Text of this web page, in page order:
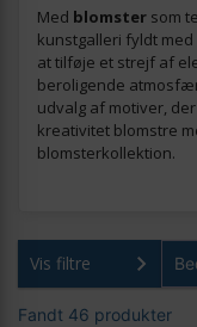
Med blomster som
kunstgalleri fyldt
at tilføje et strejf af
beroligende
udvalg af motiver,
kreativitet blomstre
blomsterkollektion.
Vis filtre
Fandt 46 produkter